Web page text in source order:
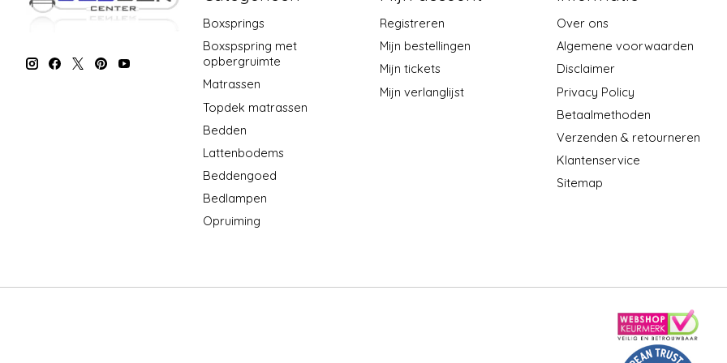
Boxsprings
Boxspspring met
opbergruimte
Matrassen
Topdek matrassen
Bedden
Lattenbodems
Beddengoed
Bedlampen
Opruiming
Registreren
Mijn bestellingen
Mijn tickets
Mijn verlanglijst
Over ons
Algemene voorwaarden
Disclaimer
Privacy Policy
Betaalmethoden
Verzenden & retourneren
Klantenservice
Sitemap